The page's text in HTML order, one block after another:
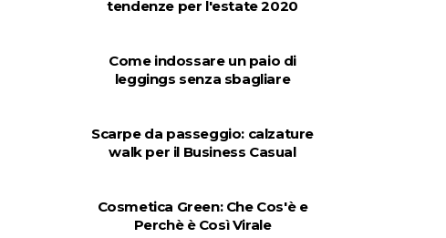
tendenze per l'estate 2020
Come indossare un paio di
leggings senza sbagliare
Scarpe da passeggio: calzature
walk per il Business Casual
Cosmetica Green: Che Cos'è e
Perchè è Così Virale